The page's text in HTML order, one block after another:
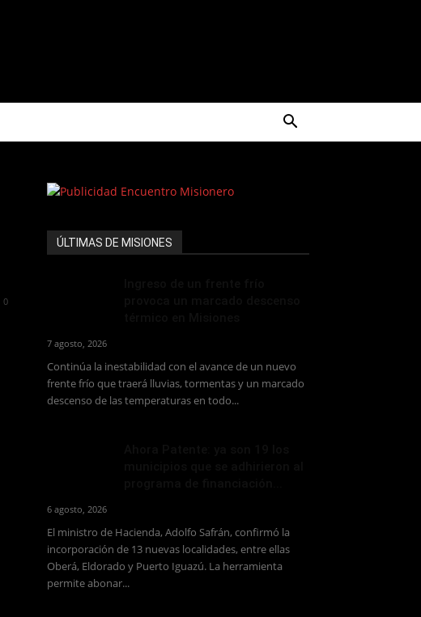
0
ÚLTIMAS DE MISIONES
7 agosto, 2026
Continúa la inestabilidad con el avance de un nuevo
frente frío que traerá lluvias, tormentas y un marcado
descenso de las temperaturas en todo...
6 agosto, 2026
El ministro de Hacienda, Adolfo Safrán, confirmó la
incorporación de 13 nuevas localidades, entre ellas
Oberá, Eldorado y Puerto Iguazú. La herramienta
permite abonar...